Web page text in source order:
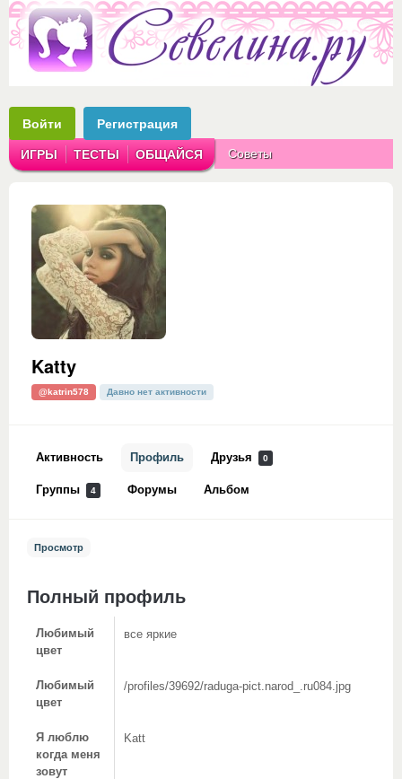
Войти Регистрация
ИГРЫ ТЕСТЫ ОБЩАЙСЯ Советы
Katty
@katrin578 Давно нет активности
Активность Профиль Друзья 0
Группы 4 Форумы Альбом
Просмотр
Полный профиль
Любимый
цвет
все яркие
Любимый
цвет
/profiles/39692/raduga-pict.narod_.ru084.jpg
Я люблю
когда меня
зовут
Katt